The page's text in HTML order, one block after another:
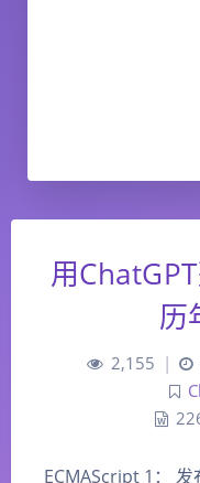
用
历
2,155 |
ECMAScript 1： 发